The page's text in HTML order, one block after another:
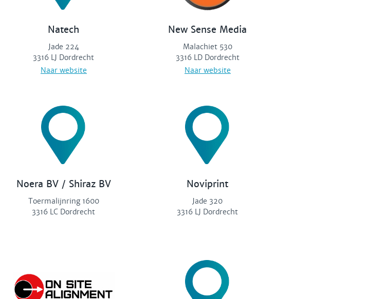
Natech
Jade 224
3316 LJ Dordrecht
Naar website
New Sense Media
Malachiet 530
3316 LD Dordrecht
Naar website
Noera BV / Shiraz BV
Toermalijnring 1600
3316 LC Dordrecht
Noviprint
Jade 320
3316 LJ Dordrecht